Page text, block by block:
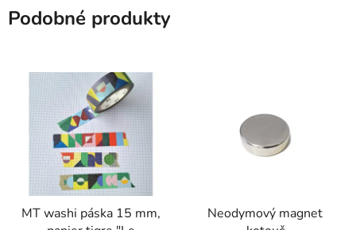
Podobné produkty
MT washi páska 15 mm,
Neodymový magnet